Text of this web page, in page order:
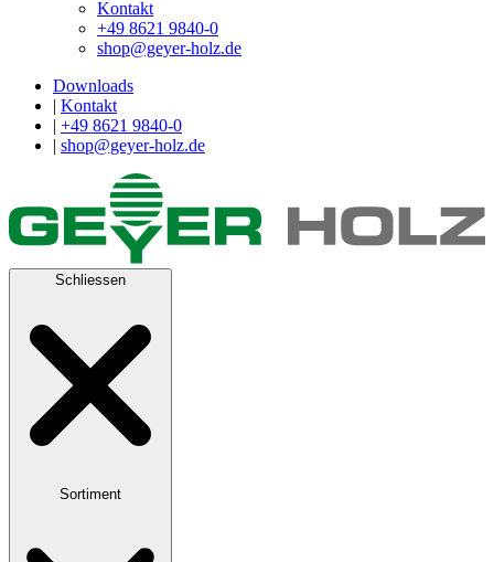
Kontakt
+49 8621 9840-0
shop@geyer-holz.de
Downloads
| Kontakt
| +49 8621 9840-0
| shop@geyer-holz.de
Schliessen
Sortiment